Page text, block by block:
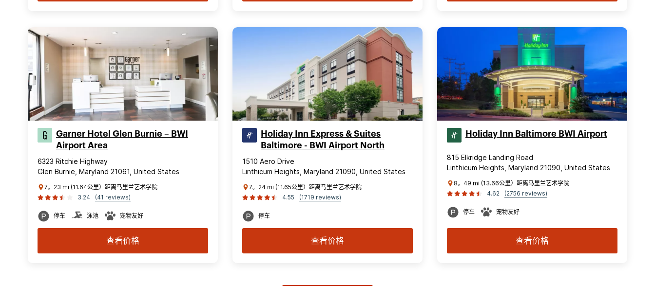
Garner Hotel Glen Burnie – BWI
Airport Area
6323 Ritchie Highway
Glen Burnie, Maryland 21061, United States
7。23 mi (11.64公里）距离马里兰艺术学院
3.24
(41 reviews)
停车 泳池 宠物友好
查看价格
Holiday Inn Express & Suites
Baltimore - BWI Airport North
1510 Aero Drive
Linthicum Heights, Maryland 21090, United States
7。24 mi (11.65公里）距离马里兰艺术学院
4.55
(1719 reviews)
停车
查看价格
Holiday Inn Baltimore BWI Airport
815 Elkridge Landing Road
Linthicum Heights, Maryland 21090, United States
8。49 mi (13.66公里）距离马里兰艺术学院
4.62
(2756 reviews)
停车 宠物友好
查看价格